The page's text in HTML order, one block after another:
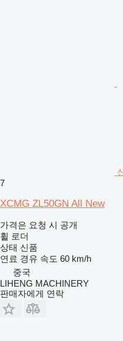
7
XCMG ZL50GN All New
가격은 요청 시 공개
휠 로더
상태 신품
연료 경유 속도 60 km/h
중국
LIHENG MACHINERY
판매자에게 연락